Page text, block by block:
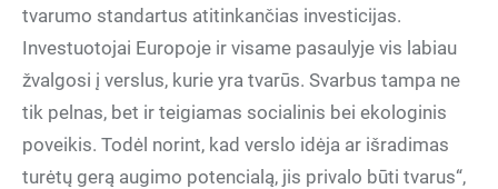
tvarumo standartus atitinkančias investicijas.
Investuotojai Europoje ir visame pasaulyje vis labiau
žvalgosi į verslus, kurie yra tvarūs. Svarbus tampa ne
tik pelnas, bet ir teigiamas socialinis bei ekologinis
poveikis. Todėl norint, kad verslo idėja ar išradimas
turėtų gerą augimo potencialą, jis privalo būti tvarus“,